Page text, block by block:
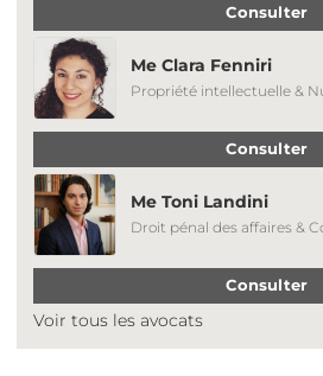
Consulter
Me Clara Fenniri
Propriété intellectuelle &
Consulter
Me Toni Landini
Droit pénal des affaires &
Consulter
Voir tous les avocats